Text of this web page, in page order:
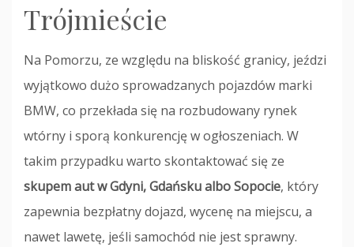
Trójmieście
Na Pomorzu, ze względu na bliskość granicy, jeździ
wyjątkowo dużo sprowadzanych pojazdów marki
BMW, co przekłada się na rozbudowany rynek
wtórny i sporą konkurencję w ogłoszeniach. W
takim przypadku warto skontaktować się ze
skupem aut w Gdyni, Gdańsku albo Sopocie, który
zapewnia bezpłatny dojazd, wycenę na miejscu, a
nawet lawetę, jeśli samochód nie jest sprawny.